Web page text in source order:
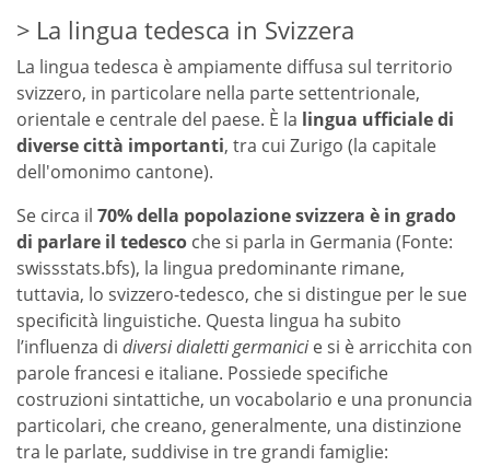
La lingua tedesca in Svizzera
La lingua tedesca è ampiamente diffusa sul territorio
svizzero, in particolare nella parte settentrionale,
orientale e centrale del paese. È la lingua ufficiale di
diverse città importanti, tra cui Zurigo (la capitale
dell'omonimo cantone).
Se circa il 70% della popolazione svizzera è in grado
di parlare il tedesco che si parla in Germania (Fonte:
swissstats.bfs), la lingua predominante rimane,
tuttavia, lo svizzero-tedesco, che si distingue per le sue
specificità linguistiche. Questa lingua ha subito
l’influenza di diversi dialetti germanicie si è arricchita con
parole francesi e italiane. Possiede specifiche
costruzioni sintattiche, un vocabolario e una pronuncia
particolari, che creano, generalmente, una distinzione
tra le parlate, suddivise in tre grandi famiglie: